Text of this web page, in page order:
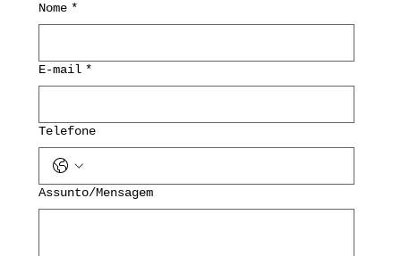
Nome *
E-mail *
Telefone
Assunto/Mensagem